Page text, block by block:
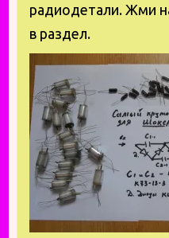
радиодетали. Жми
в раздел.